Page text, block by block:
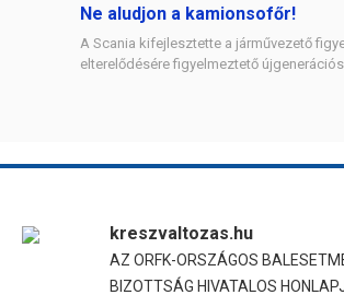
Ne aludjon a kamionsofőr!
A Scania kifejlesztette a járművezető
elterelődésére figyelmeztető
kreszvaltozas.hu
AZ ORFK-ORSZÁGOS
BIZOTTSÁG HIVATALOS